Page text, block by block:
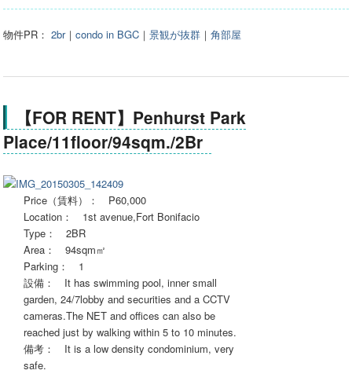
物件PR：2br｜condo in BGC ｜景観が抜群 ｜角部屋
【FOR RENT】Penhurst Park
Place/11floor/94sqm./2Br
Price（賃料）： P60,000
Location： 1st avenue,Fort Bonifacio
Type： 2BR
Area： 94sqm㎡
Parking： 1
設備： It has swimming pool, inner small
garden, 24/7lobby and securities and a CCTV
cameras.The NET and offices can also be
reached just by walking within 5 to 10 minutes.
備考： It is a low density condominium, very
safe.